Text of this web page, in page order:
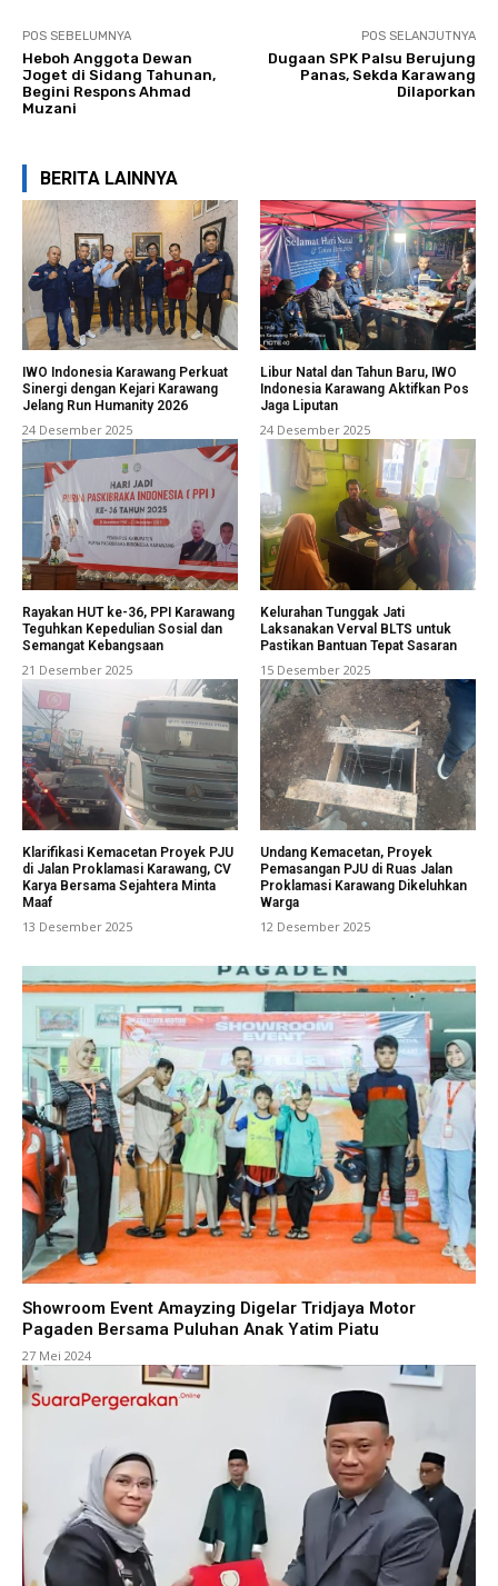
POS SEBELUMNYA
Heboh Anggota Dewan
Joget di Sidang Tahunan,
Begini Respons Ahmad
Muzani
POS SELANJUTNYA
Dugaan SPK Palsu Berujung
Panas, Sekda Karawang
Dilaporkan
BERITA LAINNYA
IWO Indonesia Karawang Perkuat
Sinergi dengan Kejari Karawang
Jelang Run Humanity 2026
24 Desember 2025
Libur Natal dan Tahun Baru, IWO
Indonesia Karawang Aktifkan Pos
Jaga Liputan
24 Desember 2025
Rayakan HUT ke-36, PPI Karawang
Teguhkan Kepedulian Sosial dan
Semangat Kebangsaan
21 Desember 2025
Kelurahan Tunggak Jati
Laksanakan Verval BLTS untuk
Pastikan Bantuan Tepat Sasaran
15 Desember 2025
Klarifikasi Kemacetan Proyek PJU
di Jalan Proklamasi Karawang, CV
Karya Bersama Sejahtera Minta
Maaf
13 Desember 2025
Undang Kemacetan, Proyek
Pemasangan PJU di Ruas Jalan
Proklamasi Karawang Dikeluhkan
Warga
12 Desember 2025
Showroom Event Amayzing Digelar Tridjaya Motor
Pagaden Bersama Puluhan Anak Yatim Piatu
27 Mei 2024